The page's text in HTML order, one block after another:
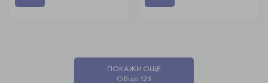
ПОКАЖИ ОЩЕ
Общо 123